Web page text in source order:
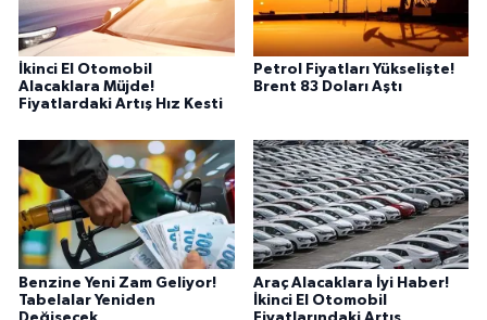
İkinci El Otomobil
Alacaklara Müjde!
Fiyatlardaki Artış Hız Kesti
Petrol Fiyatları Yükselişte!
Brent 83 Doları Aştı
Benzine Yeni Zam Geliyor!
Tabelalar Yeniden
Araç Alacaklara İyi Haber!
İkinci El Otomobil